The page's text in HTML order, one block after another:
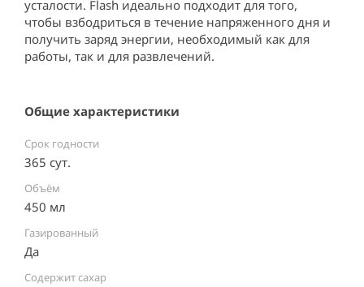
усталости. Flash идеально подходит для того,
чтобы взбодриться в течение напряженного дня и
получить заряд энергии, необходимый как для
работы, так и для развлечений.
Общие характеристики
Срок годности
365 сут.
Объём
450 мл
Газированный
Да
Содержит сахар